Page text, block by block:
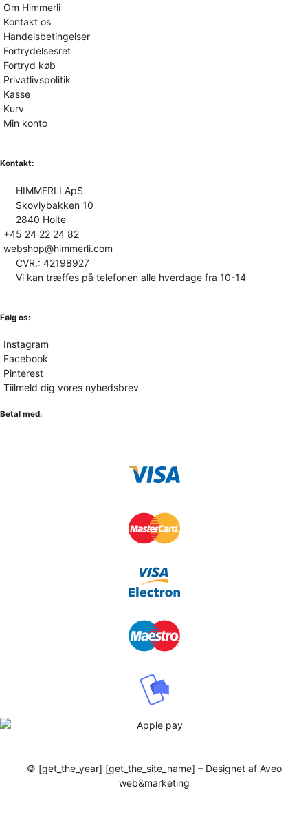
Om Himmerli
Kontakt os
Handelsbetingelser
Fortrydelsesret
Fortryd køb
Privatlivspolitik
Kasse
Kurv
Min konto
Kontakt:
HIMMERLI ApS
Skovlybakken 10
2840 Holte
+45 24 22 24 82
webshop@himmerli.com
CVR.: 42198927
Vi kan træffes på telefonen alle hverdage fra 10-14
Følg os:
Instagram
Facebook
Pinterest
Tiilmeld dig vores nyhedsbrev
Betal med:
© [get_the_year] [get_the_site_name] – Designet af Aveo
web&marketing